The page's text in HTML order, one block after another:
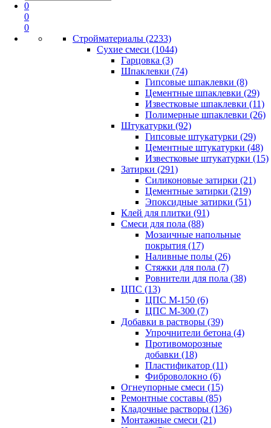
0
0
0
Стройматериалы (2233)
Сухие смеси (1044)
Гарцовка (3)
Шпаклевки (74)
Гипсовые шпаклевки (8)
Цементные шпаклевки (29)
Известковые шпаклевки (11)
Полимерные шпаклевки (26)
Штукатурки (92)
Гипсовые штукатурки (29)
Цементные штукатурки (48)
Известковые штукатурки (15)
Затирки (291)
Силиконовые затирки (21)
Цементные затирки (219)
Эпоксидные затирки (51)
Клей для плитки (91)
Смеси для пола (88)
Мозаичные напольные
покрытия (17)
Наливные полы (26)
Стяжки для пола (7)
Ровнители для пола (38)
ЦПС (13)
ЦПС М-150 (6)
ЦПС М-300 (7)
Добавки в растворы (39)
Упрочнители бетона (4)
Противоморозные
добавки (18)
Пластификатор (11)
Фиброволокно (6)
Огнеупорные смеси (15)
Ремонтные составы (85)
Кладочные растворы (136)
Монтажные смеси (21)